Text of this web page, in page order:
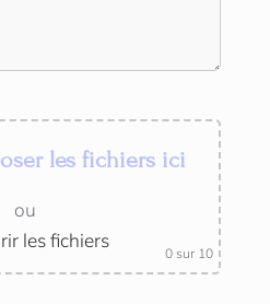
les fichiers ici
ou
les fichiers
0 sur 10